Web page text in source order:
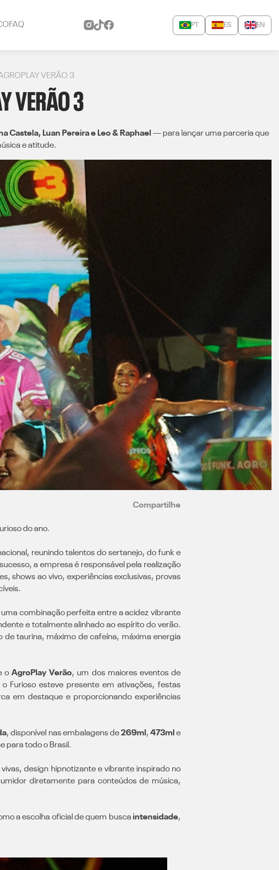
FAQ PT ES EN
VERÃO 3
VERÃO 3
Castela, Luan Pereira e Leo & Raphael — para lançar uma parceria que
e atitude.
Compartilhe
do ano.
reunindo talentos do sertanejo, do funk e
a empresa é responsável pela realização
shows ao vivo, experiências exclusivas, provas
uma combinação perfeita entre a acidez vibrante
e totalmente alinhado ao espírito do verão.
taurina, máximo de cafeína, máxima energia
oAgroPlay Verão, um dos maiores eventos de
Furioso esteve presente em ativações, festas
em destaque e proporcionando experiências
, disponível nas embalagens de269ml , 473ml e
para todo o Brasil.
design hipnotizante e vibrante inspirado no
diretamente para conteúdos de música,
a escolha oficial de quem busca intensidade,